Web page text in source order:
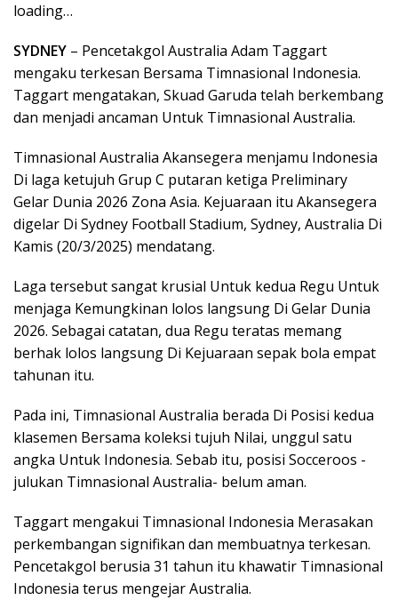
loading…
SYDNEY – Pencetakgol Australia Adam Taggart
mengaku terkesan Bersama Timnasional Indonesia.
Taggart mengatakan, Skuad Garuda telah berkembang
dan menjadi ancaman Untuk Timnasional Australia.
Timnasional Australia Akansegera menjamu Indonesia
Di laga ketujuh Grup C putaran ketiga Preliminary
Gelar Dunia 2026 Zona Asia. Kejuaraan itu Akansegera
digelar Di Sydney Football Stadium, Sydney, Australia Di
Kamis (20/3/2025) mendatang.
Laga tersebut sangat krusial Untuk kedua Regu Untuk
menjaga Kemungkinan lolos langsung Di Gelar Dunia
2026. Sebagai catatan, dua Regu teratas memang
berhak lolos langsung Di Kejuaraan sepak bola empat
tahunan itu.
Pada ini, Timnasional Australia berada Di Posisi kedua
klasemen Bersama koleksi tujuh Nilai, unggul satu
angka Untuk Indonesia. Sebab itu, posisi Socceroos -
julukan Timnasional Australia- belum aman.
Taggart mengakui Timnasional Indonesia Merasakan
perkembangan signifikan dan membuatnya terkesan.
Pencetakgol berusia 31 tahun itu khawatir Timnasional
Indonesia terus mengejar Australia.